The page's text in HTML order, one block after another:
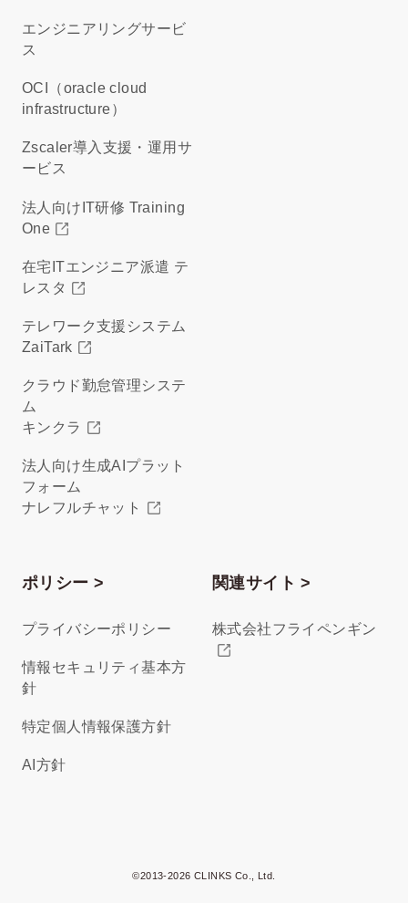
エンジニアリングサービ
ス
OCI（oracle cloud
infrastructure）
Zscaler導入支援・運用サ
ービス
法人向けIT研修 Training
One
在宅ITエンジニア派遣 テ
レスタ
テレワーク支援システム
ZaiTark
クラウド勤怠管理システ
ム
キンクラ
法人向け生成AIプラット
フォーム
ナレフルチャット
ポリシー >
プライバシーポリシー
情報セキュリティ基本方
針
特定個人情報保護方針
AI方針
関連サイト >
株式会社フライペンギン
©2013-2026 CLINKS Co., Ltd.